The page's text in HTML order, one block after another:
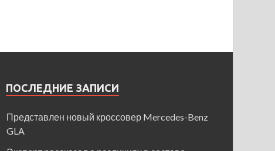
ПОСЛЕДНИЕ ЗАПИСИ
Представлен новый кроссовер Mercedes-Benz
GLA